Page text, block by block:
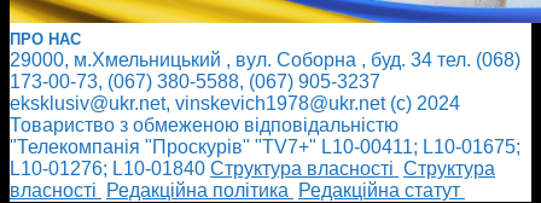
ПРО НАС
29000, м.Хмельницький , вул. Соборна , буд. 34 тел. (068)
173-00-73, (067) 380-5588, (067) 905-3237
eksklusiv@ukr.net, vinskevich1978@ukr.net (с) 2024
Товариство з обмеженою відповідальністю
"Телекомпанія "Проскурів" "TV7+" L10-00411; L10-01675;
L10-01276; L10-01840 Cтруктура власності Cтруктура
власності
Редакційна політика
Редакційна статут